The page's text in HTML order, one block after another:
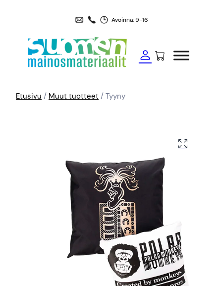
Avoinna: 9-16
Etusivu / Muut tuotteet / Tyyny